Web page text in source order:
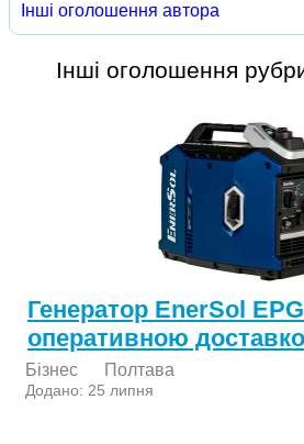
Інші оголошення автора
Інші оголошення
Генератор EnerSol
оперативною
Бізнес Полтава
Додано: 25 липня